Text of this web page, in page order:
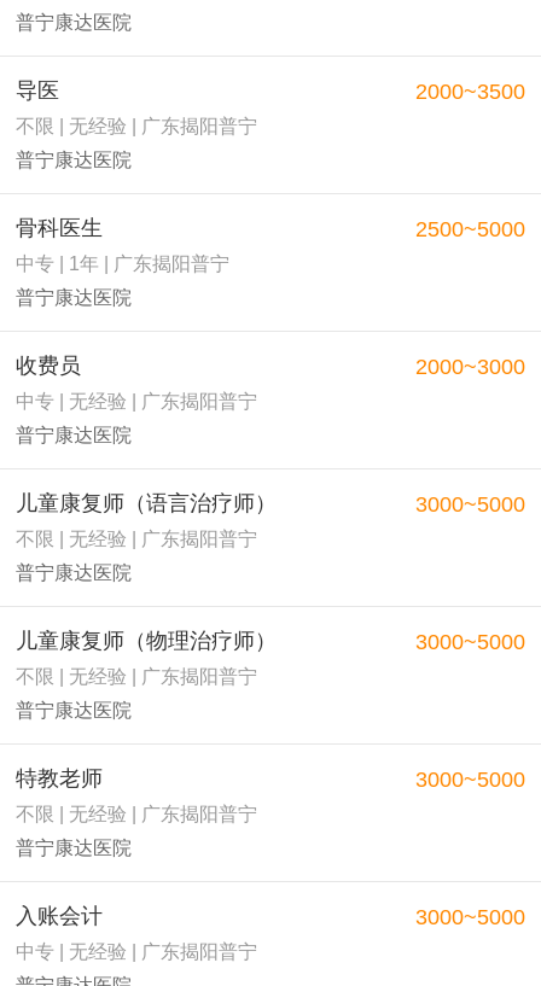
普宁康达医院
导医
不限 | 无经验 | 广东揭阳普宁
普宁康达医院
2000~3500
骨科医生
中专 | 1年 | 广东揭阳普宁
普宁康达医院
2500~5000
收费员
中专 | 无经验 | 广东揭阳普宁
普宁康达医院
2000~3000
儿童康复师（语言治疗师）
不限 | 无经验 | 广东揭阳普宁
普宁康达医院
3000~5000
儿童康复师（物理治疗师）
不限 | 无经验 | 广东揭阳普宁
普宁康达医院
3000~5000
特教老师
不限 | 无经验 | 广东揭阳普宁
普宁康达医院
3000~5000
入账会计
中专 | 无经验 | 广东揭阳普宁
3000~5000